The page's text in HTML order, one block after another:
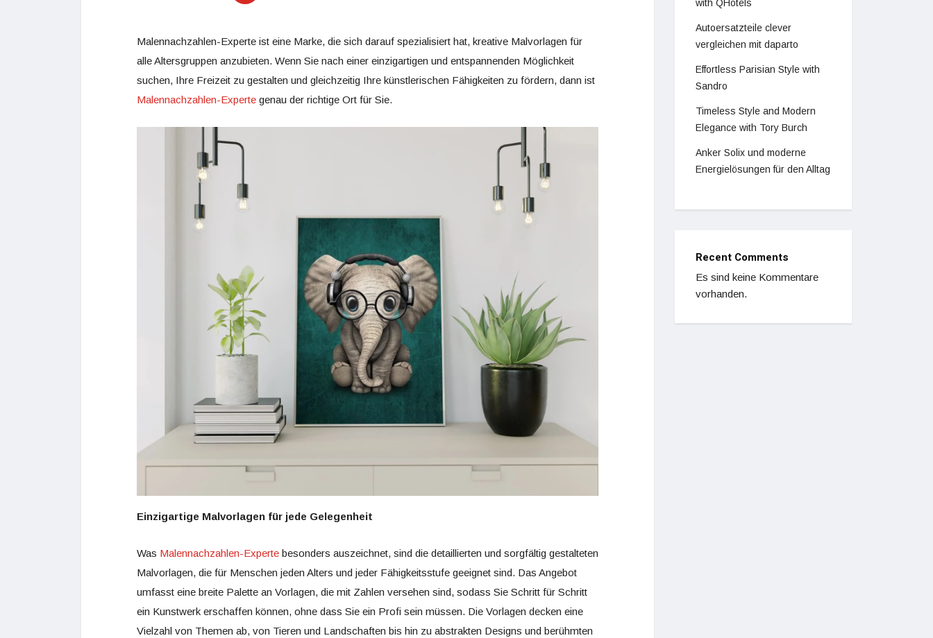
Malennachzahlen-Experte ist eine Marke, die sich darauf spezialisiert hat, kreative Malvorlagen für
alle Altersgruppen anzubieten. Wenn Sie nach einer einzigartigen und entspannenden Möglichkeit
suchen, Ihre Freizeit zu gestalten und gleichzeitig Ihre künstlerischen Fähigkeiten zu fördern, dann ist
Malennachzahlen-Experte genau der richtige Ort für Sie.
Einzigartige Malvorlagen für jede Gelegenheit
Was Malennachzahlen-Experte besonders auszeichnet, sind die detaillierten und sorgfältig gestalteten
Malvorlagen, die für Menschen jeden Alters und jeder Fähigkeitsstufe geeignet sind. Das Angebot
umfasst eine breite Palette an Vorlagen, die mit Zahlen versehen sind, sodass Sie Schritt für Schritt
ein Kunstwerk erschaffen können, ohne dass Sie ein Profi sein müssen. Die Vorlagen decken eine
Vielzahl von Themen ab, von Tieren und Landschaften bis hin zu abstrakten Designs und berühmten
with QHotels
Autoersatzteile clever
vergleichen mit daparto
Effortless Parisian Style with
Sandro
Timeless Style and Modern
Elegance with Tory Burch
Anker Solix und moderne
Energielösungen für den Alltag
Recent Comments
Es sind keine Kommentare
vorhanden.